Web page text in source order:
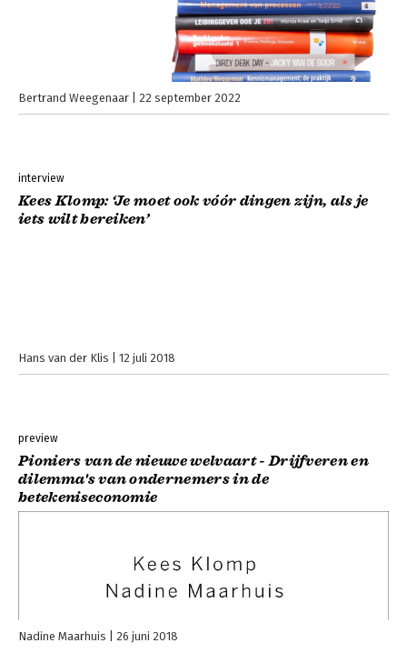
Bertrand Weegenaar 22 september 2022
interview
Kees Klomp: ‘Je moet ook vóór dingen zijn, als je
iets wilt bereiken’
Hans van der Klis 12 juli 2018
preview
Pioniers van de nieuwe welvaart - Drijfveren en
dilemma's van ondernemers in de
betekeniseconomie
Nadine Maarhuis 26 juni 2018